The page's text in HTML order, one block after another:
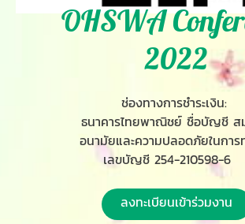
OHSWA
2022
ช่องทางการชำระเงิน:
ธนาคารไทยพาณิชย์ ชื่อบัญชี สม
อนามัยและความปลอดภัยในการ
เลขบัญชี 254-
ลงทะเบียนเข้าร่วมงาน